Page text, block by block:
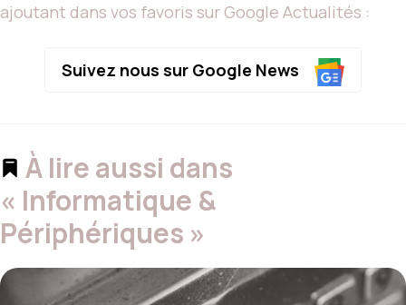
ajoutant dans vos favoris sur Google Actualités :
Suivez nous sur Google News
À lire aussi dans
« Informatique &
Périphériques »